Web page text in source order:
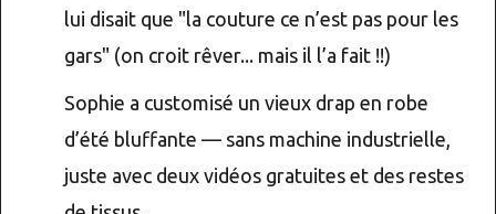
lui disait que "la couture ce n’est pas pour les
gars" (on croit rêver... mais il l’a fait !!)
Sophie a customisé un vieux drap en robe
d’été bluffante — sans machine industrielle,
juste avec deux vidéos gratuites et des restes